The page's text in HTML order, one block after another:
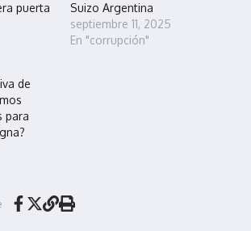
puerta
Suizo Argentina
septiembre 11, 2025
En "corrupción"
de
para